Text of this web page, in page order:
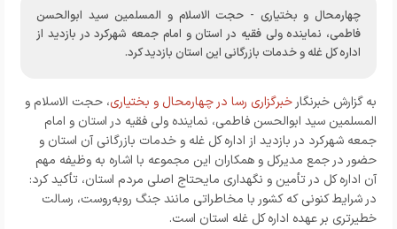
چهارمحال و بختیاری - حجت الاسلام و المسلمین سید ابوالحسن
فاطمی، نماینده ولی فقیه در استان و امام جمعه شهرکرد در بازدید از
اداره کل غله و خدمات بازرگانی این استان بازدید کرد.
به گزارش خبرنگار خبرگزاری رسا در چهارمحال و بختیاری، حجت الاسلام و
المسلمین سید ابوالحسن فاطمی، نماینده ولی فقیه در استان و امام
جمعه شهرکرد در بازدید از اداره کل غله و خدمات بازرگانی آن استان و
حضور در جمع مدیرکل و همکاران این مجموعه با اشاره به وظیفه مهم
آن اداره کل در تأمین و نگهداری مایحتاج اصلی مردم استان، تأکید کرد:
در شرایط کنونی که کشور با مخاطراتی مانند جنگ روبه‌روست، رسالت
خطیرتری بر عهده اداره کل غله استان است.